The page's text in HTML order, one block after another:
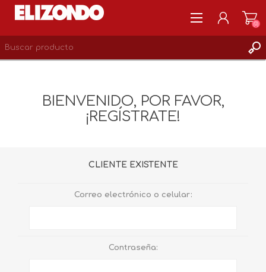
LISTA DE DESEOS 0
(0)
BIENVENIDO, POR FAVOR,
¡REGÍSTRATE!
CLIENTE EXISTENTE
Correo electrónico o celular:
Contraseña: